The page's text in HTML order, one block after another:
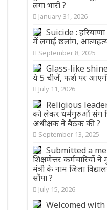
लगा भारी ?
January 31, 2026
Suicide :
में लगाई छलांग,
September 8, 2025
Glass-like shine
ये 5 चीजें, फर्श पर
July 11, 2026
Religious leaders
को लेकर धर्मगुरुओं संग
अधीक्षक ने बैठक की ?
September 13, 2025
Submitted a
शिक्षणेत्तर कर्मचारियों
मंत्री के नाम जिला
सौंपा ?
July 15, 2026
Welcomed with